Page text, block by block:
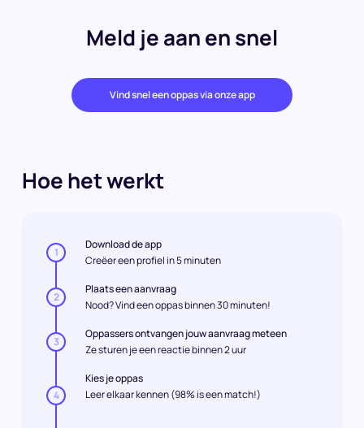
Meld je aan en snel
Vind snel een oppas via onze app
Hoe het werkt
1
Download de app
Creëer een profiel in 5 minuten
2
Plaats een aanvraag
Nood? Vind een oppas binnen 30 minuten!
3
Oppassers ontvangen jouw aanvraag meteen
Ze sturen je een reactie binnen 2 uur
4
Kies je oppas
Leer elkaar kennen (98% is een match!)